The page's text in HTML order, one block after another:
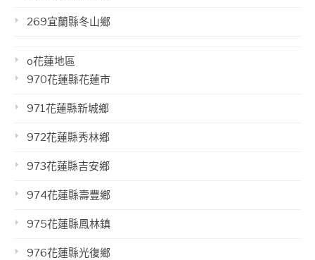
269宜蘭縣冬山鄉
o花蓮地區
970花蓮縣花蓮市
971花蓮縣新城鄉
972花蓮縣秀林鄉
973花蓮縣吉安鄉
974花蓮縣壽豐鄉
975花蓮縣鳳林鎮
976花蓮縣光復鄉